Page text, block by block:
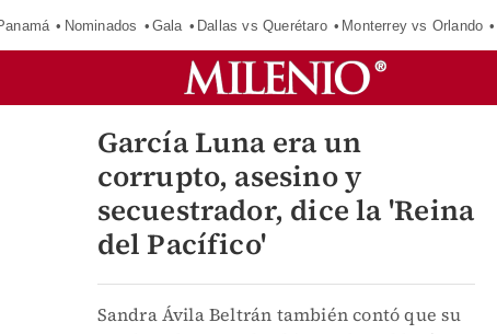
Nominados Gala Dallas vs Querétaro Monterrey vs Orlando
García Luna era un
corrupto, asesino y
secuestrador, dice la 'Reina
del Pacífico'
Sandra Ávila Beltrán también contó que su